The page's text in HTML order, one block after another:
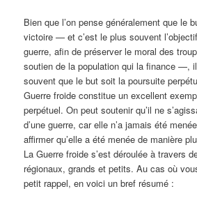
Bien que l’on pense généralement que le
victoire — et c’est le plus souvent
guerre, afin de préserver le moral des
soutien de la population qui la finance —,
souvent que le but soit la poursuite
Guerre froide constitue un excellent
perpétuel. On peut soutenir qu’il ne
d’une guerre, car elle n’a jamais été
affirmer qu’elle a été menée de manière
La Guerre froide s’est déroulée à travers
régionaux, grands et petits. Au cas où
petit rappel, en voici un bref résumé :